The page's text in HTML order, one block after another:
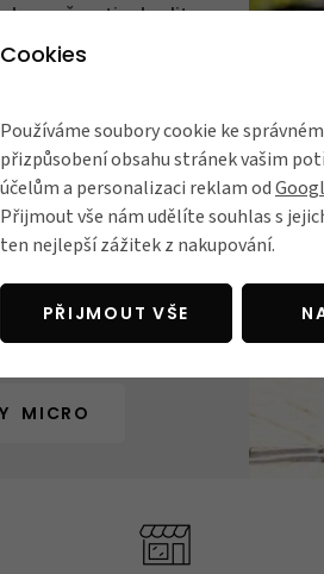
bezpečnosti a kvality.
vývojářů,
pilíře značky, která je
na vysokou kvalitu,
Nabídka zahrnuje
přes skládací, až po
kvality jsou sázkou na
MICRO
Cookies
Používáme soubory cookie ke
přizpůsobení obsahu stránek vašim
účelům a personalizaci reklam od
Přijmout vše nám udělíte souhlas s
ten nejlepší zážitek z nakupování.
PŘIJMOUT VŠE